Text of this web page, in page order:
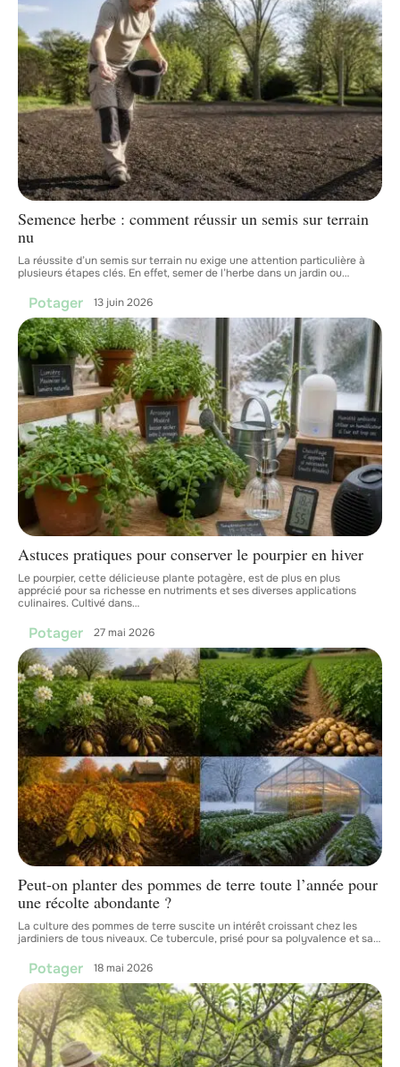
Semence herbe : comment réussir un semis sur terrain
nu
La réussite d’un semis sur terrain nu exige une attention particulière à
plusieurs étapes clés. En effet, semer de l’herbe dans un jardin ou…
Potager 13 juin 2026
Astuces pratiques pour conserver le pourpier en hiver
Le pourpier, cette délicieuse plante potagère, est de plus en plus
apprécié pour sa richesse en nutriments et ses diverses applications
culinaires. Cultivé dans…
Potager 27 mai 2026
Peut-on planter des pommes de terre toute l’année pour
une récolte abondante ?
La culture des pommes de terre suscite un intérêt croissant chez les
jardiniers de tous niveaux. Ce tubercule, prisé pour sa polyvalence et sa…
Potager 18 mai 2026